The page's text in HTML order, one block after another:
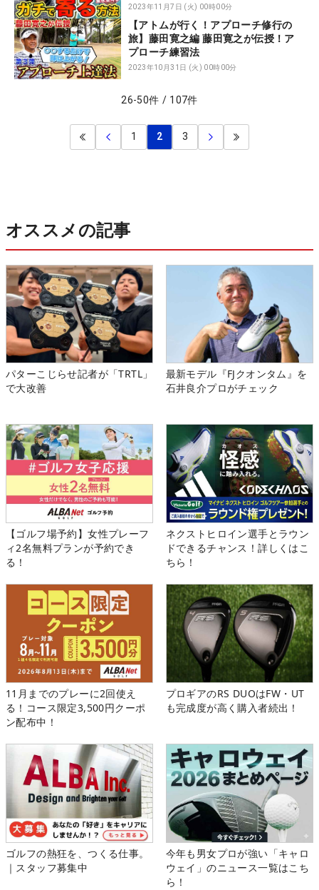
ーチ術
2023年11月7日 (火) 00時00分
【アトムが行く！アプローチ修行の
旅】藤田寛之編 藤田寛之が伝授！ア
プローチ練習法
2023年10月31日 (火) 00時00分
26-50件 / 107件
1 2 3
オススメの記事
パターこじらせ記者が「TRTL」
で大改善
最新モデル『FJクオンタム』を
石井良介プロがチェック
【ゴルフ場予約】女性プレーフ
ィ2名無料プランが予約でき
る！
ネクストヒロイン選手とラウン
ドできるチャンス！詳しくはこ
ちら！
11月までのプレーに2回使え
る！コース限定3,500円クーポ
ン配布中！
プロギアのRS DUOはFW・UT
も完成度が高く購入者続出！
ゴルフの熱狂を、つくる仕事。
｜スタッフ募集中
今年も男女プロが強い「キャロ
ウェイ」のニュース一覧はこち
ら！